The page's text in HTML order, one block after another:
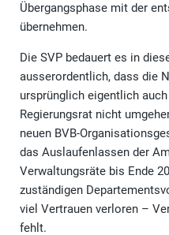
Übergangsphase mit der
übernehmen.
Die SVP bedauert es in
ausserordentlich, dass die
ursprünglich eigentlich
Regierungsrat nicht
neuen BVB-
das Auslaufenlassen der
Verwaltungsräte bis Ende
zuständigen
viel Vertrauen verloren –
fehlt.